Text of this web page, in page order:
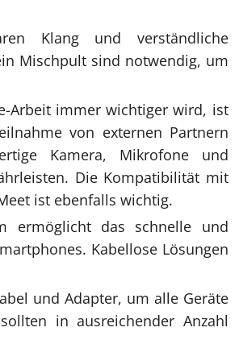
Klang und verständliche
Mischpult sind notwendig, um
Arbeit immer wichtiger wird, ist
von externen Partnern
Kamera, Mikrofone und
Die Kompatibilität mit
ist ebenfalls wichtig.
ermöglicht das schnelle und
Kabellose Lösungen
und Adapter, um alle Geräte
in ausreichender Anzahl